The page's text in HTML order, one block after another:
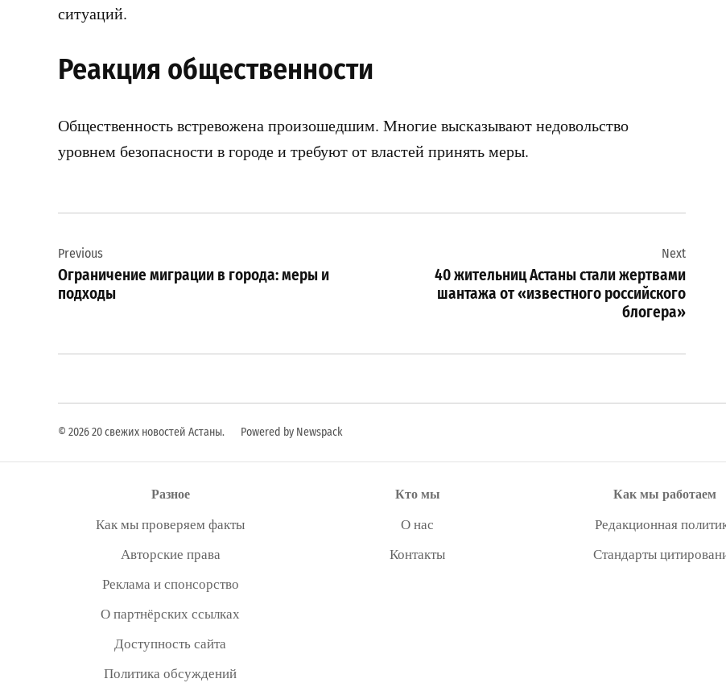
ситуаций.
Реакция общественности
Общественность встревожена произошедшим. Многие высказывают недовольство
уровнем безопасности в городе и требуют от властей принять меры.
по
записям
Previous
Ограничение миграции в города: меры и
подходы
Next
40 жительниц Астаны стали жертвами
шантажа от «известного российского
блогера»
© 2026 20 свежих новостей Астаны. Powered by Newspack
Разное
Как мы проверяем факты
Авторские права
Реклама и спонсорство
О партнёрских ссылках
Доступность сайта
Политика обсуждений
Кто мы
О нас
Контакты
Как мы работаем
Редакционная
Стандарты